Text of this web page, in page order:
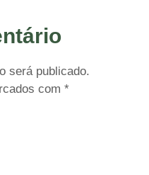
será publicado.
com *